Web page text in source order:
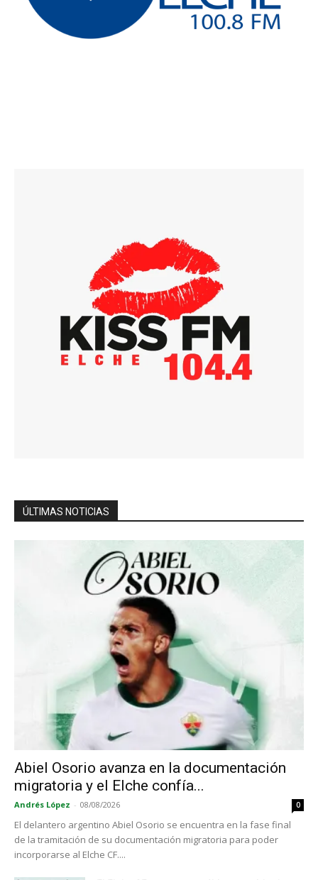
ÚLTIMAS NOTICIAS
Abiel Osorio avanza en la documentación
migratoria y el Elche confía...
Andrés López - 08/08/2026 0
El delantero argentino Abiel Osorio se encuentra en la fase final
de la tramitación de su documentación migratoria para poder
incorporarse al Elche CF....